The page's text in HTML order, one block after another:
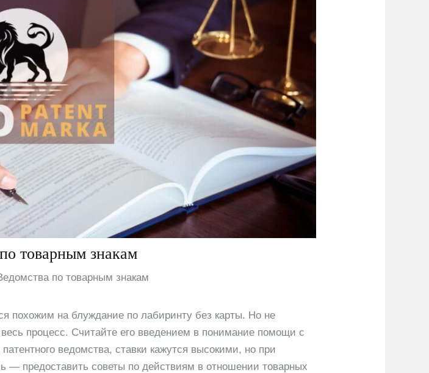
товарным знакам
по товарным знакам
похожим на блуждание по лабиринту без карты. Но не
процесс. Считайте его введением в понимание помощи с
ведомства, ставки кажутся высокими, но при
— предоставить советы по действиям в отношении товарных